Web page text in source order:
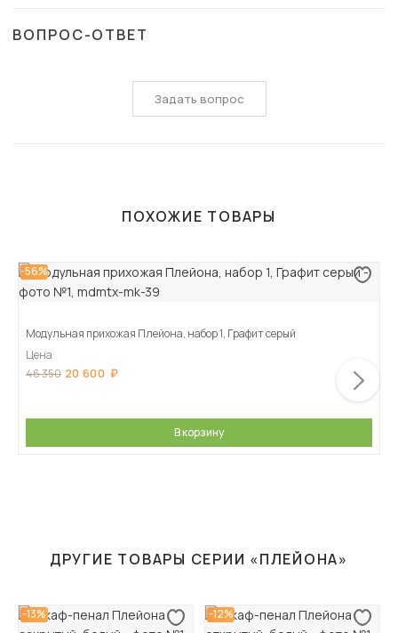
ВОПРОС-ОТВЕТ
Задать вопрос
ПОХОЖИЕ ТОВАРЫ
-56%
Модульная прихожая Плейона, набор 1, Графит серый
Цена
46 350 20 600
В корзину
ДРУГИЕ ТОВАРЫ СЕРИИ «ПЛЕЙОНА»
-13% -12%